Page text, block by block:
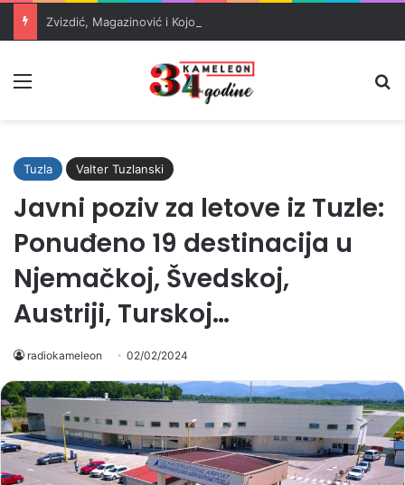
Meni
Tuzla Valter Tuzlanski
Javni poziv za letove iz Tuzle:
Ponuđeno 19 destinacija u
Njemačkoj, Švedskoj,
Austriji, Turskoj…
radiokameleon 02/02/2024